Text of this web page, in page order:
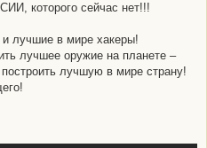
которого сейчас нет!!!
лучшие в мире хакеры!
лучшее оружие на планете –
лучшую в мире страну!